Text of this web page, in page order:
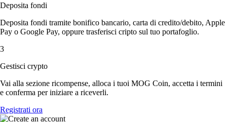
Deposita fondi
Deposita fondi tramite bonifico bancario, carta di credito/debito, Apple
Pay o Google Pay, oppure trasferisci cripto sul tuo portafoglio.
3
Gestisci crypto
Vai alla sezione ricompense, alloca i tuoi MOG Coin, accetta i termini
e conferma per iniziare a riceverli.
Registrati ora